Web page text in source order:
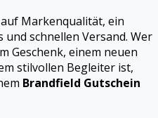
Markenqualität, ein
schnellen Versand. Wer
Geschenk, einem neuen
stilvollen Begleiter ist,
Brandfield Gutschein